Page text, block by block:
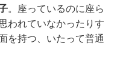
。座っているのに座ら
われていなかったりす
を持つ、いたって普通